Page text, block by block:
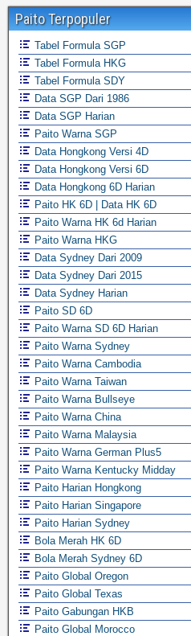
Paito Terpopuler
Tabel Formula SGP
Tabel Formula HKG
Tabel Formula SDY
Data SGP Dari 1986
Data SGP Harian
Paito Warna SGP
Data Hongkong Versi 4D
Data Hongkong Versi 6D
Data Hongkong 6D Harian
Paito HK 6D | Data HK 6D
Paito Warna HK 6d Harian
Paito Warna HKG
Data Sydney Dari 2009
Data Sydney Dari 2015
Data Sydney Harian
Paito SD 6D
Paito Warna SD 6D Harian
Paito Warna Sydney
Paito Warna Cambodia
Paito Warna Taiwan
Paito Warna Bullseye
Paito Warna China
Paito Warna Malaysia
Paito Warna German Plus5
Paito Warna Kentucky Midday
Paito Harian Hongkong
Paito Harian Singapore
Paito Harian Sydney
Bola Merah HK 6D
Bola Merah Sydney 6D
Paito Global Oregon
Paito Global Texas
Paito Gabungan HKB
Paito Global Morocco